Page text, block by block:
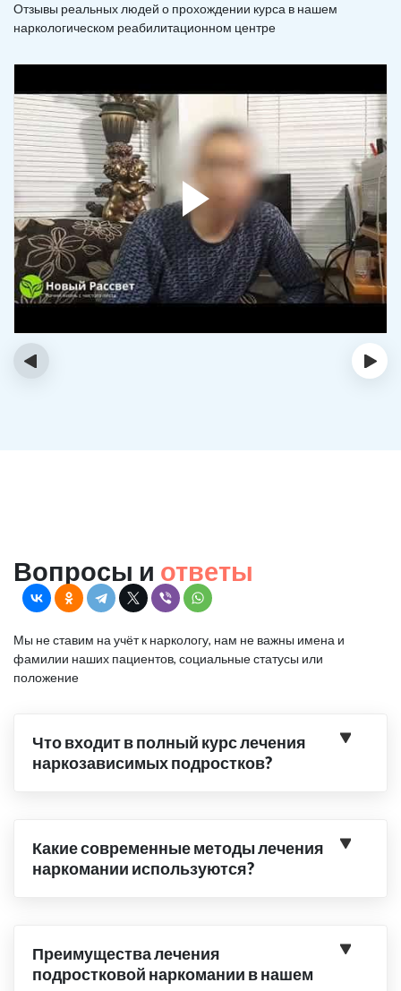
Отзывы реальных людей о прохождении курса в нашем
наркологическом реабилитационном центре
‹ ›
Вопросы и ответы
Мы не ставим на учёт к наркологу, нам не важны имена и
фамилии наших пациентов, социальные статусы или
положение
Что входит в полный курс лечения
наркозависимых подростков?
Какие современные методы лечения
наркомании используются?
Преимущества лечения
подростковой наркомании в нашем